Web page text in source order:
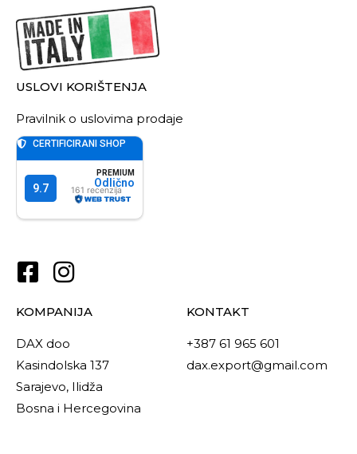
USLOVI KORIŠTENJA
Pravilnik o uslovima prodaje
KOMPANIJA
DAX doo
Kasindolska 137
Sarajevo, Ilidža
Bosna i Hercegovina
KONTAKT
+387 61 965 601
dax.export@gmail.com